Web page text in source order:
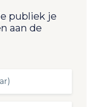
publiek je
aan de